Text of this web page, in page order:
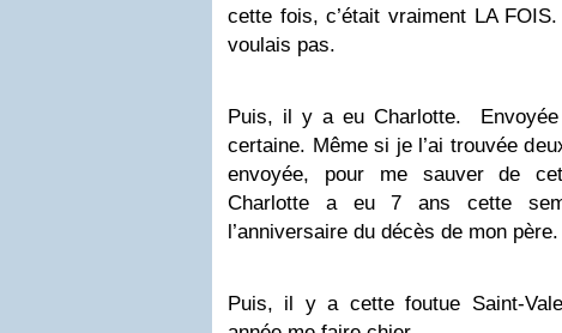
cette fois, c’était vraiment LA FOIS.
voulais pas.
Puis, il y a eu Charlotte. Envoyée
certaine. Même si je l’ai trouvée
envoyée, pour me sauver de
Charlotte a eu 7 ans cette
l’anniversaire du décès de mon père.
Puis, il y a cette foutue Saint-